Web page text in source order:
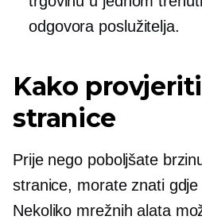
odgovora poslužitelja.
Kako
stranice
Prije nego poboljšate
stranice, morate znati
Nekoliko mrežnih alata